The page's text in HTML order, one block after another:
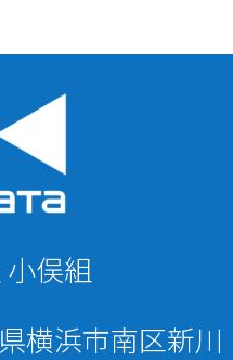
俣組
横浜市南区新川